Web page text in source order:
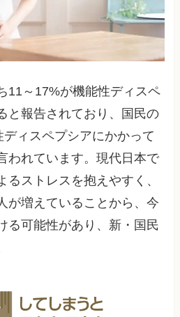
11～17%が機能性ディスペ
と報告されており、国民の
ィスペプシアにかかって
われています。現代日本で
るストレスを抱えやすく、
が増えていることから、今
る可能性があり、新・国民